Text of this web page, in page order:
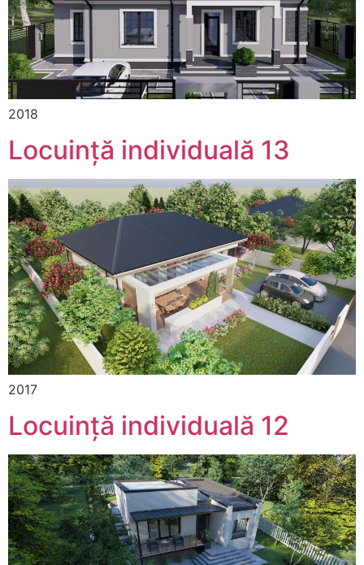
2018
Locuință individuală 13
2017
Locuință individuală 12